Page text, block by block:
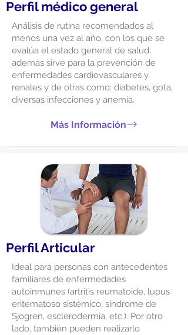
Perfil médico general
Análisis de rutina recomendados al
menos una vez al año, con los que se
evalúa el estado general de salud,
además sirve para la prevención de
enfermedades cardiovasculares y
renales y de otras como: diabetes, gota,
diversas infecciones y anemia.
Más Información
Perfil Articular
Ideal para personas con antecedentes
familiares de enfermedades
autoinmunes (artritis reumatoide, lupus
eritematoso sistémico, síndrome de
Sjögren, esclerodermia, etc.). Por otro
lado, también pueden realizarlo